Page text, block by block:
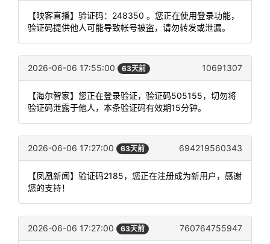
【映客直播】验证码：248350 。您正在使用登录功能，
验证码提供他人可能导致帐号被盗，请勿转发或泄漏。
2026-06-06 17:55:00 63天前 10691307
【海尔智家】您正在登录验证，验证码505155，切勿将
验证码泄露于他人，本条验证码有效期15分钟。
2026-06-06 17:27:00 63天前 694219560343
【凤凰新闻】验证码2185，您正在注册成为新用户，感谢
您的支持！
2026-06-06 17:27:00 63天前 760764755947